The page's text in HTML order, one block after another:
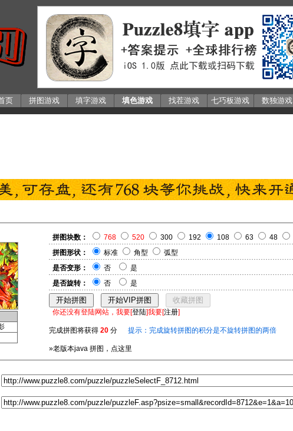
页 拼图游戏 填字游戏 填色游戏 找茬游戏 七巧板游戏 数独游戏
拼图块数： 768 520 300 192 108 63 48
拼图形状：
标准 角型
弧型
是否变形：
否
是
是否旋转：
否 是
你还没有登陆网站，我要[登陆]我要[注册]
完成拼图将获得 20 分 提示：完成旋转拼图的积分是不旋转拼图的两倍
»老版本java 拼图，点这里